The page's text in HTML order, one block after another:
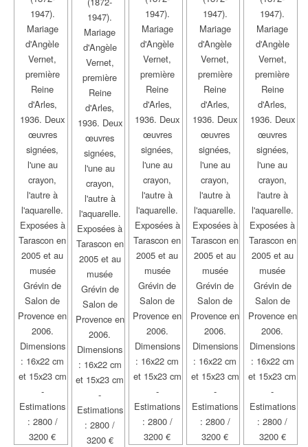
1947).
Mariage
d'Angèle
Vernet,
première
Reine
d'Arles,
1936. Deux
œuvres
signées,
l'une au
crayon,
l'autre à
l'aquarelle.
Exposées à
Tarascon en
2005 et au
musée
Grévin de
Salon de
Provence en
2006.
Dimensions
: 16x22 cm
et 15x23 cm
-
Estimations
: 2800 /
3200 €
1947).
Mariage
d'Angèle
Vernet,
première
Reine
d'Arles,
1936. Deux
œuvres
signées,
l'une au
crayon,
l'autre à
l'aquarelle.
Exposées à
Tarascon en
2005 et au
musée
Grévin de
Salon de
Provence en
2006.
Dimensions
: 16x22 cm
et 15x23 cm
-
Estimations
: 2800 /
3200 €
1947).
Mariage
d'Angèle
Vernet,
première
Reine
d'Arles,
1936. Deux
œuvres
signées,
l'une au
crayon,
l'autre à
l'aquarelle.
Exposées à
Tarascon en
2005 et au
musée
Grévin de
Salon de
Provence en
2006.
Dimensions
: 16x22 cm
et 15x23 cm
-
Estimations
: 2800 /
3200 €
1947).
Mariage
d'Angèle
Vernet,
première
Reine
d'Arles,
1936. Deux
œuvres
signées,
l'une au
crayon,
l'autre à
l'aquarelle.
Exposées à
Tarascon en
2005 et au
musée
Grévin de
Salon de
Provence en
2006.
Dimensions
: 16x22 cm
et 15x23 cm
-
Estimations
: 2800 /
3200 €
1947).
Mariage
d'Angèle
Vernet,
première
Reine
d'Arles,
1936. Deux
œuvres
signées,
l'une au
crayon,
l'autre à
l'aquarelle.
Exposées à
Tarascon en
2005 et au
musée
Grévin de
Salon de
Provence en
2006.
Dimensions
: 16x22 cm
et 15x23 cm
-
Estimations
: 2800 /
3200 €